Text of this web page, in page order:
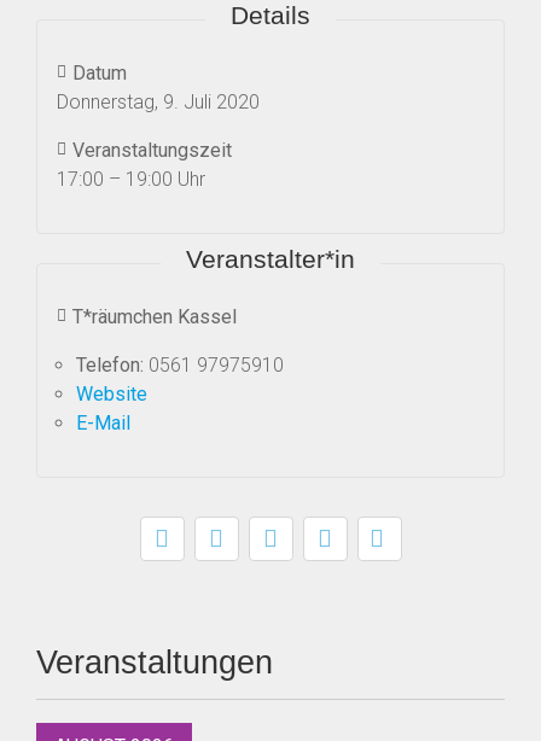
Details
Datum
Donnerstag, 9. Juli 2020
Veranstaltungszeit
17:00 – 19:00 Uhr
Veranstalter*in
T*räumchen Kassel
Telefon: 0561 97975910
Website
E-Mail
Veranstaltungen